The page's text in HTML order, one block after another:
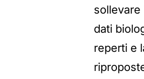
dati
reperti e